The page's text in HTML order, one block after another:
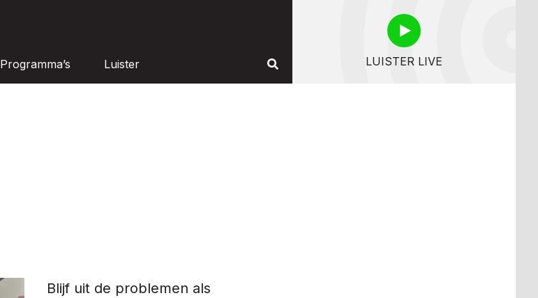
Programma’s Luister LUISTER LIVE
Blijf uit de problemen als